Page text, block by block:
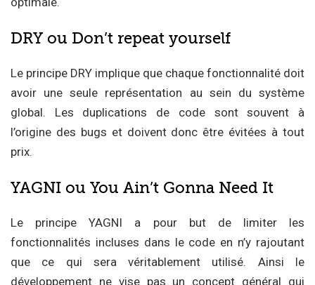
DRY ou Don’t repeat yourself
Le principe DRY implique que chaque fonctionnalité doit
avoir une seule représentation au sein du système
global. Les duplications de code sont souvent à
l’origine des bugs et doivent donc être évitées à tout
prix.
YAGNI ou You Ain’t Gonna Need It
Le principe YAGNI a pour but de limiter les
fonctionnalités incluses dans le code en n’y rajoutant
que ce qui sera véritablement utilisé. Ainsi le
développement ne vise pas un concept général qui